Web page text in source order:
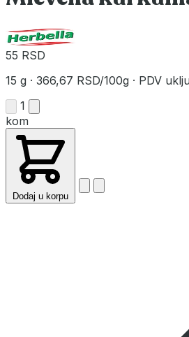
55 RSD
15 g · 366,67 RSD/100g · PDV
1
kom
Dodaj u korpu